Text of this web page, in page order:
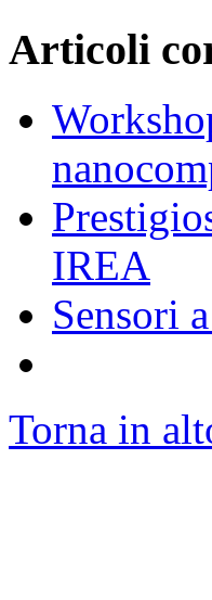
Articoli
IREA
Sensori
Torna in